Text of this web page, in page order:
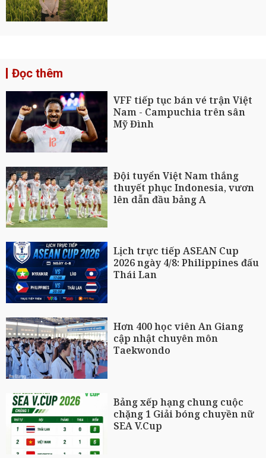
Đọc thêm
VFF tiếp tục bán vé trận Việt
Nam - Campuchia trên sân
Mỹ Đình
Đội tuyển Việt Nam thắng
thuyết phục Indonesia, vươn
lên dẫn đầu bảng A
Lịch trực tiếp ASEAN Cup
2026 ngày 4/8: Philippines đấu
Thái Lan
Hơn 400 học viên An Giang
cập nhật chuyên môn
Taekwondo
Bảng xếp hạng chung cuộc
chặng 1 Giải bóng chuyền nữ
SEA V.Cup